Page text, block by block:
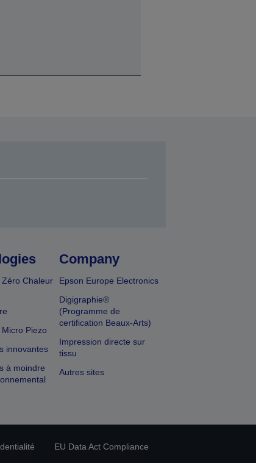
Chaleur
Piezo
innovantes
à moindre
Company
Epson Europe Electronics
Digigraphie®
(Programme de
certification Beaux-Arts)
Impression directe sur
tissu
Autres sites
EU Data Act Compliance